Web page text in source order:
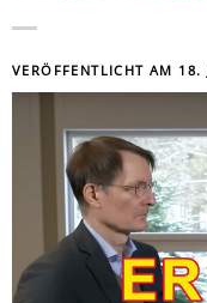
VERÖFFENTLICHT AM 18.